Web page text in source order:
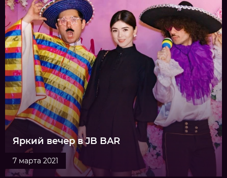
Яркий вечер в JB BAR
7 марта 2021